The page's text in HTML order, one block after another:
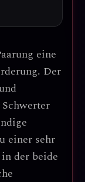
eine
. Der
einer sehr
der beide